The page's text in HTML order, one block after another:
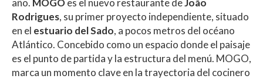
A
p
p
o
o
k
ar
ti
r
año. MOGOes el nuevo restaurante deJoão
Rodrigues, su primer proyecto independiente, situado
en el estuario del Sado, a pocos metros del océano
Atlántico. Concebido como un espacio donde el paisaje
es el punto de partida y la estructura del menú. MOGO,
marca un momento clave en la trayectoria del cocinero